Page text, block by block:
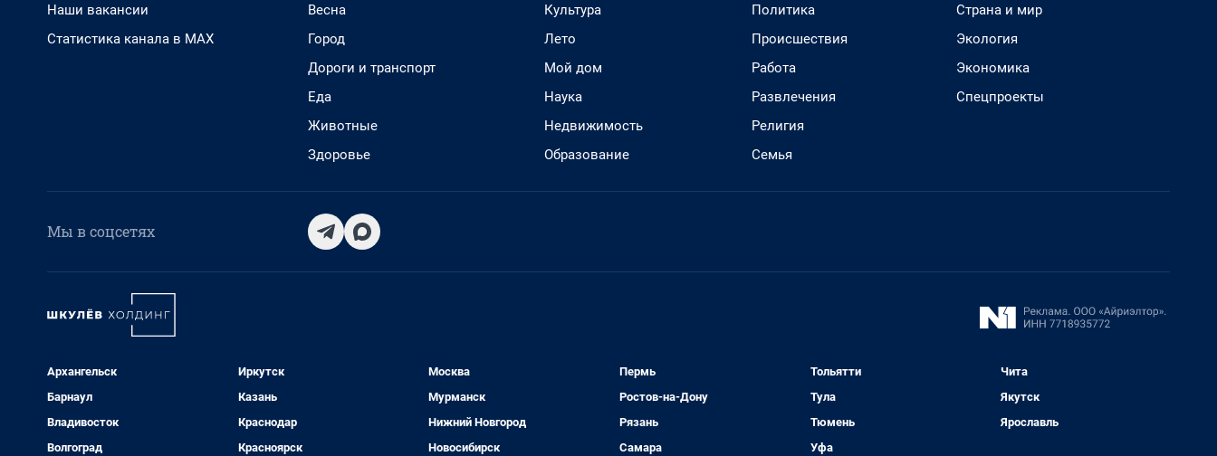
Наши вакансии
Статистика канала в MAX
Весна
Город
Дороги и транспорт
Еда
Животные
Здоровье
Культура
Лето
Мой дом
Наука
Недвижимость
Образование
Политика
Происшествия
Работа
Развлечения
Религия
Семья
Страна и мир
Экология
Экономика
Спецпроекты
Мы в соцсетях
Архангельск
Барнаул
Владивосток
Волгоград
Иркутск
Казань
Краснодар
Красноярск
Москва
Мурманск
Нижний Новгород
Новосибирск
Пермь
Ростов-на-Дону
Рязань
Самара
Тольятти
Тула
Тюмень
Уфа
Чита
Якутск
Ярославль